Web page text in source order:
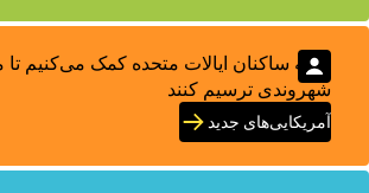
ما به ساکنان ایالات متحده کمک می‌کنیم
شهروندی ترسیم کنند
آمریکایی‌های جدید